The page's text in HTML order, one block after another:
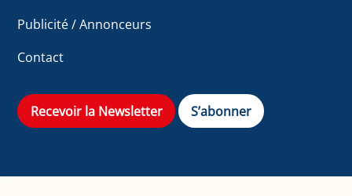
Publicité / Annonceurs
Contact
Recevoir la Newsletter S’abonner